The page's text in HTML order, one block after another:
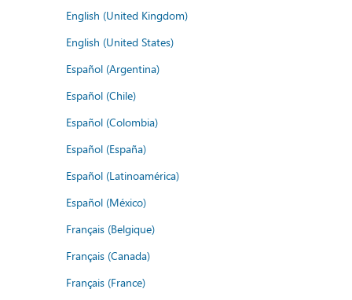
English (United Kingdom)
English (United States)
Español (Argentina)
Español (Chile)
Español (Colombia)
Español (España)
Español (Latinoamérica)
Español (México)
Français (Belgique)
Français (Canada)
Français (France)